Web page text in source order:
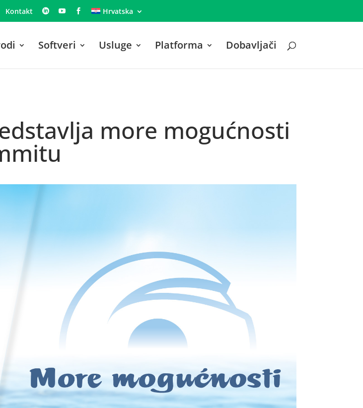
Kontakt Hrvatska
Softveri Usluge Platforma Dobavljači
more mogućnosti